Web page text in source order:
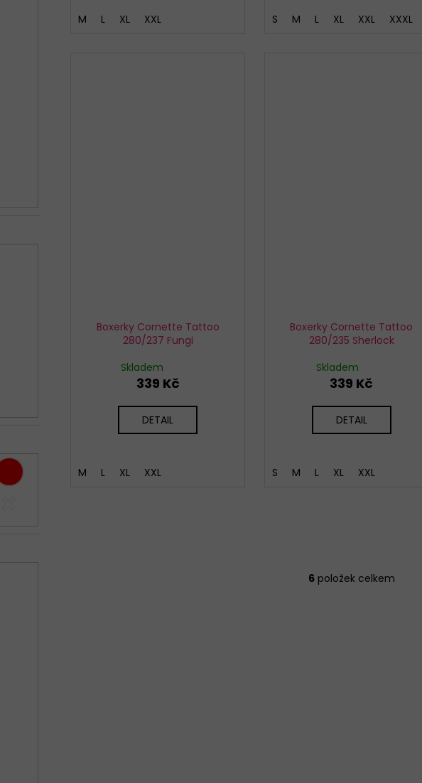
M L XL XXL S M L XL XXL XXXL
Boxerky Cornette Tattoo
280/237 Fungi
Skladem
339 Kč
DETAIL
M L XL XXL
Boxerky Cornette Tattoo
280/235 Sherlock
Skladem
339 Kč
DETAIL
S M L XL XXL
O
6 položek celkem